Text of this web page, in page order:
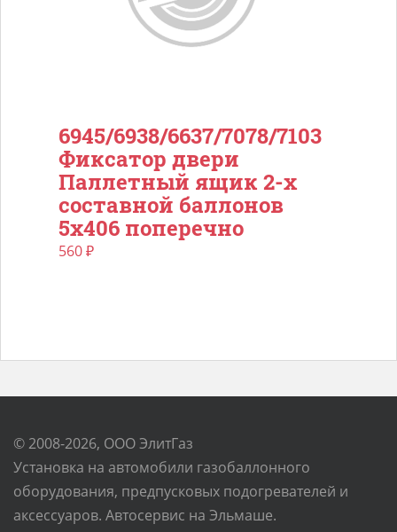
6945/6938/6637/7078/7103
Фиксатор двери
Паллетный ящик 2-х
составной баллонов
5х406 поперечно
560₽
© 2008-2026, ООО ЭлитГаз
Установка на автомобили газобаллонного
оборудования, предпусковых подогревателей и
аксессуаров. Автосервис на Эльмаше.